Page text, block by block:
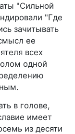
"Сильной
"Где
зачитывать
ее
всех
одной
в голове,
имеет
из десяти